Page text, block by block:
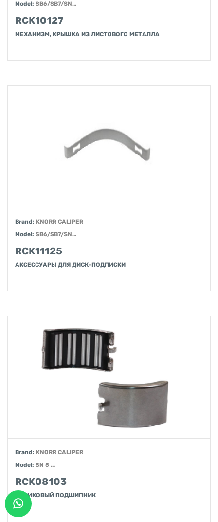
Model: SB6/SB7/SN...
RCK10127
МЕХАНИЗМ, КРЫШКА ИЗ ЛИСТОВОГО МЕТАЛЛА
Brand: KNORR CALIPER
Model: SB6/SB7/SN...
RCK11125
АКСЕССУАРЫ ДЛЯ ДИСК-ПОДПИСКИ
Brand: KNORR CALIPER
Model: SN 5 ...
RCK08103
РОЛИКОВЫЙ ПОДШИПНИК